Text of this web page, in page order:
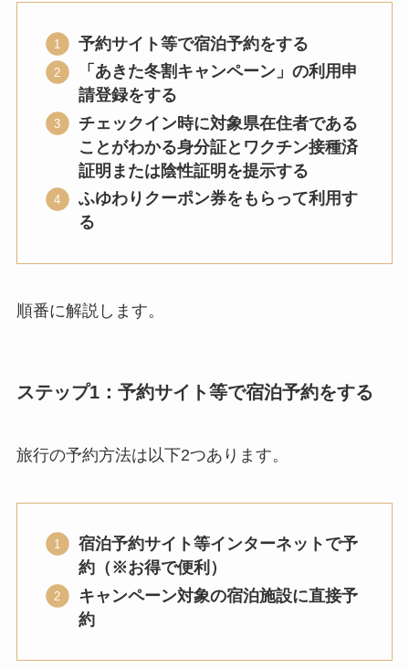
予約サイト等で宿泊予約をする
「あきた冬割キャンペーン」の利用申
請登録をする
チェックイン時に対象県在住者である
ことがわかる身分証とワクチン接種済
証明または陰性証明を提示する
ふゆわりクーポン券をもらって利用す
る
順番に解説します。
ステップ1：予約サイト等で宿泊予約をする
旅行の予約方法は以下2つあります。
宿泊予約サイト等インターネットで予
約（※お得で便利）
キャンペーン対象の宿泊施設に直接予
約